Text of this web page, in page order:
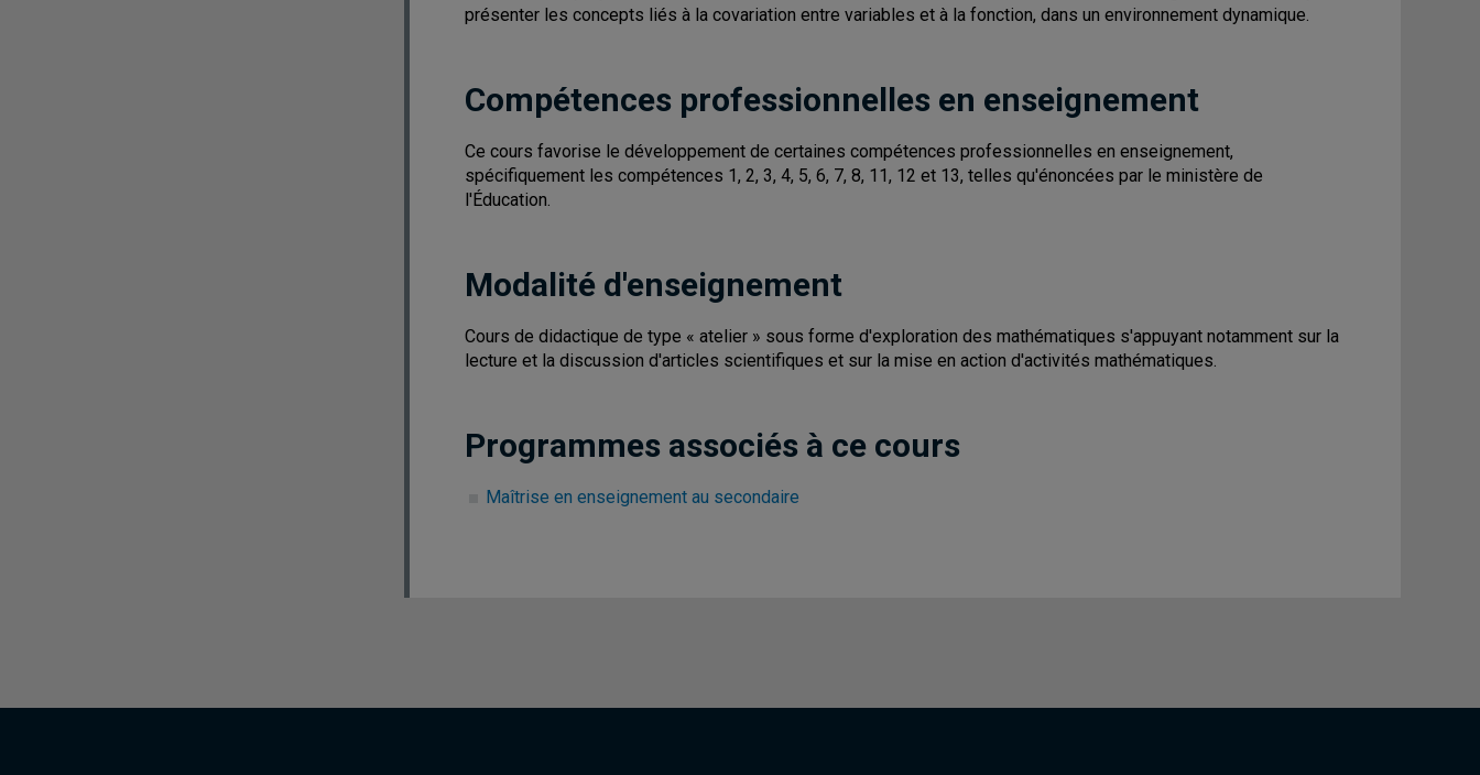
présenter les concepts liés à la covariation entre variables et à la fonction, dans un environnement dynamique.
Compétences professionnelles en enseignement
Ce cours favorise le développement de certaines compétences professionnelles en enseignement,
spécifiquement les compétences 1, 2, 3, 4, 5, 6, 7, 8, 11, 12 et 13, telles qu'énoncées par le ministère de
l'Éducation.
Modalité d'enseignement
Cours de didactique de type « atelier » sous forme d'exploration des mathématiques s'appuyant notamment sur la
lecture et la discussion d'articles scientifiques et sur la mise en action d'activités mathématiques.
Programmes associés à ce cours
Maîtrise en enseignement au secondaire